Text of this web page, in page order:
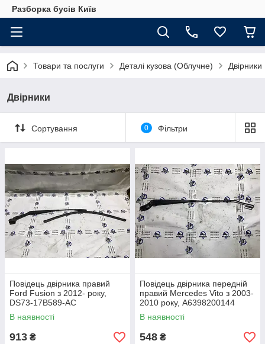
Разборка бусів Київ
Товари та послуги Деталі кузова (Облучне) Двірники
Двірники
Сортування 0 Фільтри
Повідець двірника правий
Ford Fusion з 2012- року,
DS73-17B589-AC
В наявності
913 ₴
Повідець двірника передній
правий Mercedes Vito з 2003-
2010 року, A6398200144
В наявності
548 ₴